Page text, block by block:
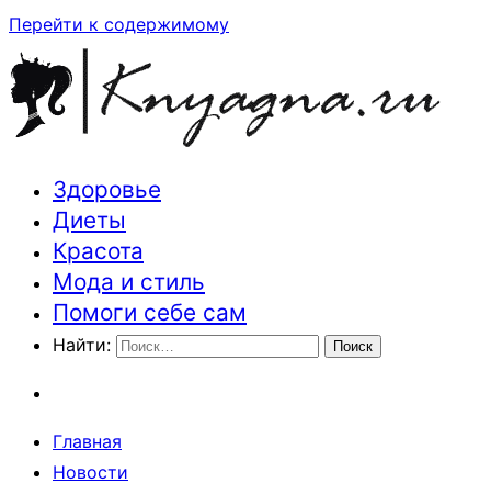
Перейти к содержимому
Траектория здоровья и красоты
Здоровье
Диеты
Красота
Мода и стиль
Помоги себе сам
Найти:
Главная
Новости